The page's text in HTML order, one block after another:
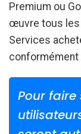
Premium ou
œuvre tous les
Services
conformément
Pour faire